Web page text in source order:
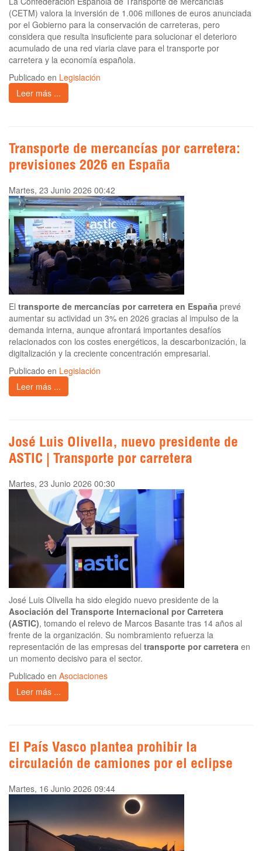
(CETM) valora la inversión de 1.006 millones de euros anunciada
por el Gobierno para la conservación de carreteras, pero
considera que resulta insuficiente para solucionar el deterioro
acumulado de una red viaria clave para el transporte por
carretera y la economía española.
Publicado en Legislación
Leer más ...
Transporte de mercancías por carretera:
previsiones 2026 en España
Martes, 23 Junio 2026 00:42
El transporte de mercancías por carretera en España prevé
aumentar su actividad un 3% en 2026 gracias al impulso de la
demanda interna, aunque afrontará importantes desafíos
relacionados con los costes energéticos, la descarbonización, la
digitalización y la creciente concentración empresarial.
Publicado en Legislación
Leer más ...
José Luis Olivella, nuevo presidente de
ASTIC | Transporte por carretera
Martes, 23 Junio 2026 00:30
José Luis Olivella ha sido elegido nuevo presidente de la
Asociación del Transporte Internacional por Carretera
(ASTIC), tomando el relevo de Marcos Basante tras 14 años al
frente de la organización. Su nombramiento refuerza la
representación de las empresas del transporte por carretera en
un momento decisivo para el sector.
Publicado en Asociaciones
Leer más ...
El País Vasco plantea prohibir la
circulación de camiones por el eclipse
Martes, 16 Junio 2026 09:44